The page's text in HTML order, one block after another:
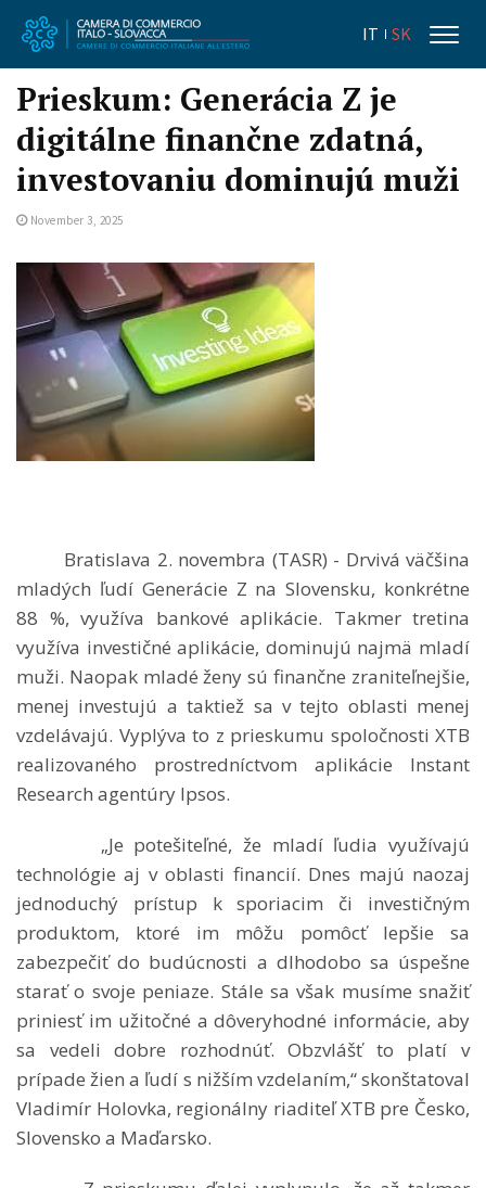
IT SK
Prieskum: Generácia Z je
digitálne finančne zdatná,
investovaniu dominujú muži
November 3, 2025
Bratislava 2. novembra (TASR) - Drvivá väčšina
mladých ľudí Generácie Z na Slovensku, konkrétne
88 %, využíva bankové aplikácie. Takmer tretina
využíva investičné aplikácie, dominujú najmä mladí
muži. Naopak mladé ženy sú finančne zraniteľnejšie,
menej investujú a taktiež sa v tejto oblasti menej
vzdelávajú. Vyplýva to z prieskumu spoločnosti XTB
realizovaného prostredníctvom aplikácie Instant
Research agentúry Ipsos.
„Je potešiteľné, že mladí ľudia využívajú
technológie aj v oblasti financií. Dnes majú naozaj
jednoduchý prístup k sporiacim či investičným
produktom, ktoré im môžu pomôcť lepšie sa
zabezpečiť do budúcnosti a dlhodobo sa úspešne
starať o svoje peniaze. Stále sa však musíme snažiť
priniesť im užitočné a dôveryhodné informácie, aby
sa vedeli dobre rozhodnúť. Obzvlášť to platí v
prípade žien a ľudí s nižším vzdelaním,“ skonštatoval
Vladimír Holovka, regionálny riaditeľ XTB pre Česko,
Slovensko a Maďarsko.